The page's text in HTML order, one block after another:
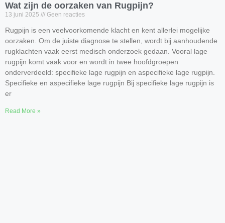
Wat zijn de oorzaken van Rugpijn?
13 juni 2025 Geen reacties
Rugpijn is een veelvoorkomende klacht en kent allerlei mogelijke
oorzaken. Om de juiste diagnose te stellen, wordt bij aanhoudende
rugklachten vaak eerst medisch onderzoek gedaan. Vooral lage
rugpijn komt vaak voor en wordt in twee hoofdgroepen
onderverdeeld: specifieke lage rugpijn en aspecifieke lage rugpijn.
Specifieke en aspecifieke lage rugpijn Bij specifieke lage rugpijn is
er
Read More »